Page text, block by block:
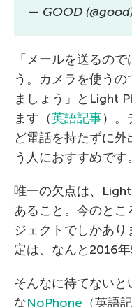
— GOOD
「メールを送るの
う。カメラを使う
ましょう」とLight
ます（英語記事）。
ど電話を持たずに
う人におすすめです。
唯一の欠点は、
あること。今のと
ジェクトでしかあり
定は、なんと2016年
そんなに待てない
なNoPhone （英語